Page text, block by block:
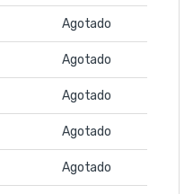
Agotado
Agotado
Agotado
Agotado
Agotado